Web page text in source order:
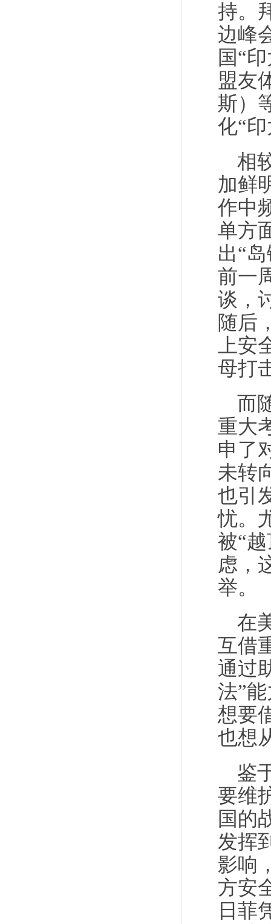
持。
边峰
国“
盟友
斯）
化“
相
加鲜
作中
单方
出“
前一
谈，
随后
上安
母打
而
重大
申了
未转
也引
忧。
被“
虑，
举。
在
互借
通过
法”
想要
也想
鉴
要维
国的
发挥
影响
方安
日菲